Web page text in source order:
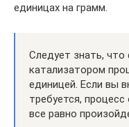
единицах на грамм.
Следует знать,
катализатором
единицей. Если вы
требуется, процесс
все равно